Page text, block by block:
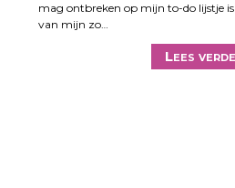
mag ontbreken op mijn to-do lijstje
van mijn zo…
Lees